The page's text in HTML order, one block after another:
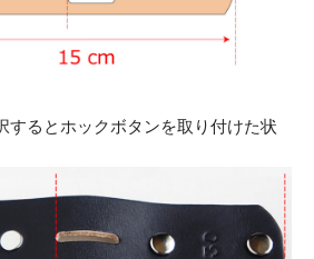
するとホックボタンを取り付けた状